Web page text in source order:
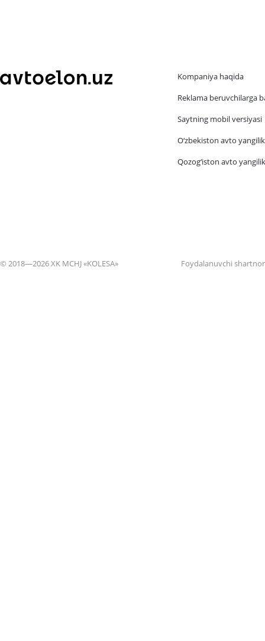
Kompaniya haqida
Reklama beruvchilarga
Saytning mobil versiyasi
O‘zbekiston avto
Qozog‘iston avto
© 2018—2026 XK MCHJ «KOLESA» Foydalanuvchi